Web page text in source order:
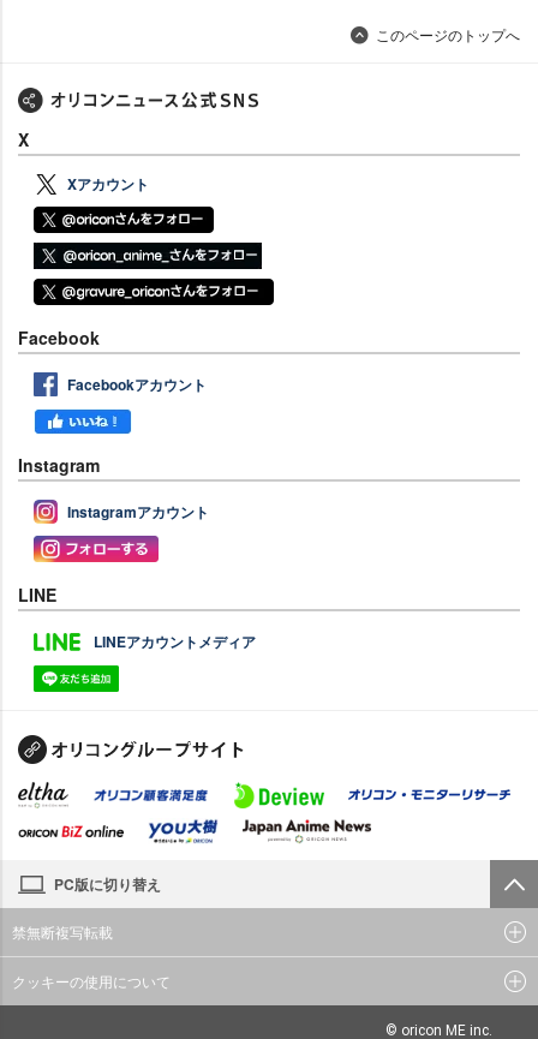
このページのトップへ
X
Xアカウント
Facebook
Facebookアカウント
Instagram
Instagramアカウント
LINE
LINEアカウントメディア
PC版に切り替え
禁無断複写転載
クッキーの使用について
© oricon ME inc.